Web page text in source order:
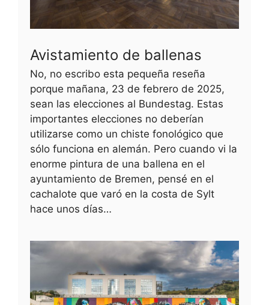
Avistamiento de ballenas
No, no escribo esta pequeña reseña
porque mañana, 23 de febrero de 2025,
sean las elecciones al Bundestag. Estas
importantes elecciones no deberían
utilizarse como un chiste fonológico que
sólo funciona en alemán. Pero cuando vi la
enorme pintura de una ballena en el
ayuntamiento de Bremen, pensé en el
cachalote que varó en la costa de Sylt
hace unos días…